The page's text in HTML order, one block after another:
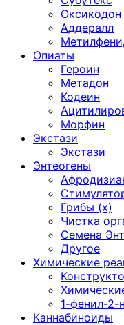
Оксикодон
Аддералл
Опиаты
Героин
Метадон
Кодеин
Морфин
Экстази
Экстази
Энтеогены
Грибы (х)
Чистка
Семена
Другое
Химические
1-фенил-2-
Каннабиноиды